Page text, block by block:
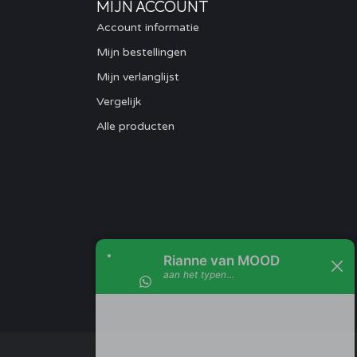
MIJN ACCOUNT
Account informatie
Mijn bestellingen
Mijn verlanglijst
Vergelijk
Alle producten